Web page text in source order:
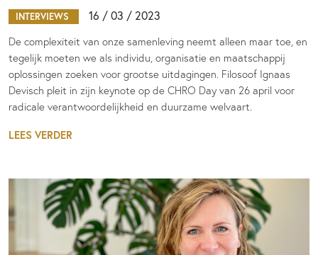
INTERVIEWS 16 / 03 / 2023
De complexiteit van onze samenleving neemt alleen maar toe, en
tegelijk moeten we als individu, organisatie en maatschappij
oplossingen zoeken voor grootse uitdagingen. Filosoof Ignaas
Devisch pleit in zijn keynote op de CHRO Day van 26 april voor
radicale verantwoordelijkheid en duurzame welvaart.
LEES VERDER